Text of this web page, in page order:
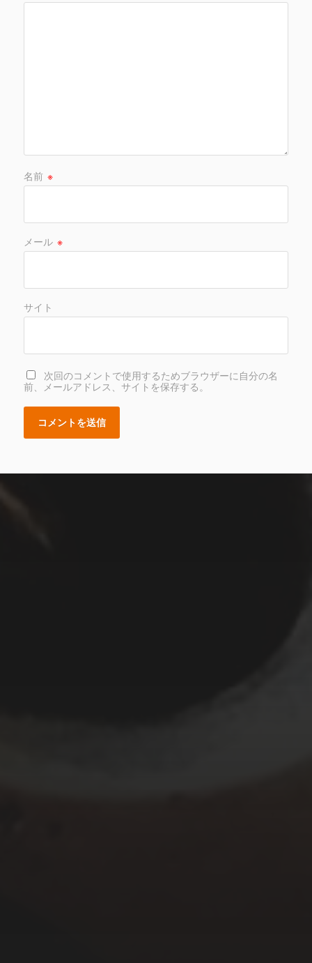
名前 ※
メール ※
サイト
次回のコメントで使用するためブラウザーに自分の名
前、メールアドレス、サイトを保存する。